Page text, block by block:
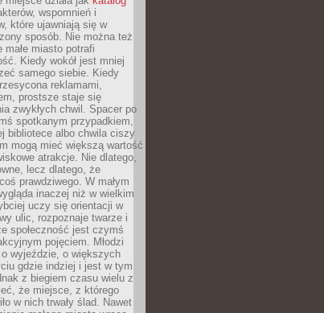
wspomnień i
które ujawniają się w
sposób. Nie można też
miasto potrafi
Kiedy wokół jest mniej
samego siebie. Kiedy
reklamami,
prostsze staje się
zwykłych chwil. Spacer po
spotkanym przypadkiem,
bibliotece albo chwila ciszy
mogą mieć większą wartość
atrakcje. Nie dlatego,
lecz dlatego, że
prawdziwego. W małym
inaczej niż w wielkim
uczy się orientacji w
ulic, rozpoznaje twarze i
społeczność jest czymś
pojęciem. Młodzi
wyjeździe, o większych
gdzie indziej i jest w tym
z biegiem czasu wielu z
że miejsce, z którego
w nich trwały ślad. Nawet